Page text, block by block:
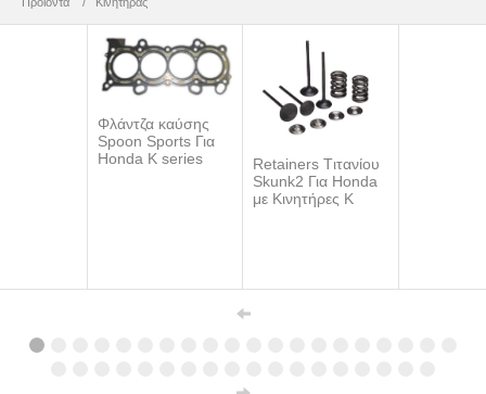
Φλάντζα καύσης
Spoon Sports Για
Honda K series
Retainers Tιτανίου
Skunk2 Για Honda
με Κινητήρες Κ